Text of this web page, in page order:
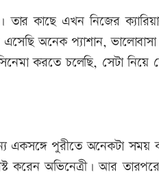
তার কাছে এখন নিজের
এসেছি অনেক প্যাশান,
করতে চলেছি, সেটা
একসঙ্গে পুরীতে অনেকটা
করেন অভিনেত্রী। আর